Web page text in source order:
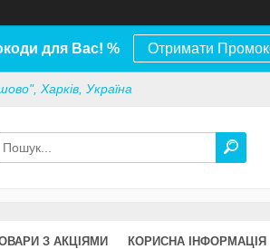
для Вас! % Отримати
Харків, Україна
З АКЦІЯМИ КОРИСНА ІНФОРМАЦІЯ